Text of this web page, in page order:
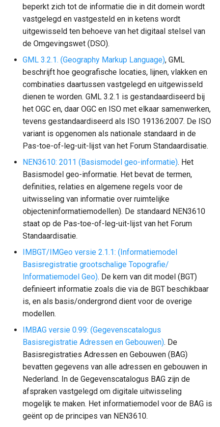
beperkt zich tot de informatie die in dit domein wordt
vastgelegd en vastgesteld en in ketens wordt
uitgewisseld ten behoeve van het digitaal stelsel van
de Omgevingswet (DSO).
GML 3.2.1. (Geography Markup Language), GML
beschrijft hoe geografische locaties, lijnen, vlakken en
combinaties daartussen vastgelegd en uitgewisseld
dienen te worden. GML 3.2.1 is gestandaardiseerd bij
het OGC en, daar OGC en ISO met elkaar samenwerken,
tevens gestandaardiseerd als ISO 19136:2007. De ISO
variant is opgenomen als nationale standaard in de
Pas-toe-of-leg-uit-lijst van het Forum Standaardisatie.
NEN3610: 2011 (Basismodel geo-informatie). Het
Basismodel geo-informatie. Het bevat de termen,
definities, relaties en algemene regels voor de
uitwisseling van informatie over ruimtelijke
objecteninformatiemodellen). De standaard NEN3610
staat op de Pas-toe-of-leg-uit-lijst van het Forum
Standaardisatie.
IMBGT/IMGeo versie 2.1.1: (Informatiemodel
Basisregistratie grootschalige Topografie/
Informatiemodel Geo). De kern van dit model (BGT)
definieert informatie zoals die via de BGT beschikbaar
is, en als basis/ondergrond dient voor de overige
modellen.
IMBAG versie 0.99: (Gegevenscatalogus
Basisregistratie Adressen en Gebouwen). De
Basisregistraties Adressen en Gebouwen (BAG)
bevatten gegevens van alle adressen en gebouwen in
Nederland. In de Gegevenscatalogus BAG zijn de
afspraken vastgelegd om digitale uitwisseling
mogelijk te maken. Het informatiemodel voor de BAG is
geënt op de principes van NEN3610.